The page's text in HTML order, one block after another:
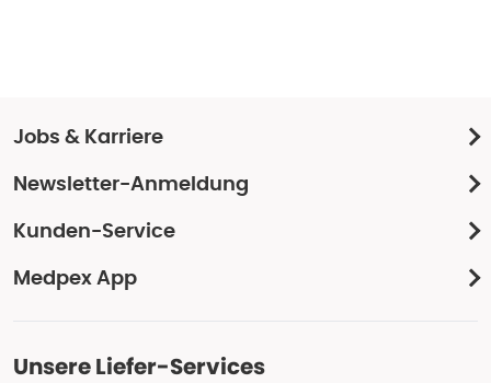
Jobs & Karriere
Newsletter-Anmeldung
Kunden-Service
Medpex App
Unsere Liefer-Services